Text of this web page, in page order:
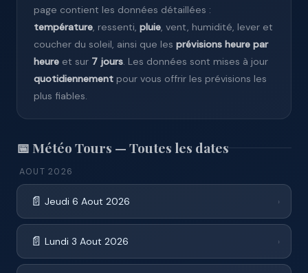
page contient les données détaillées :
température, ressenti, pluie, vent, humidité, lever et
coucher du soleil, ainsi que les prévisions heure par
heure et sur 7 jours. Les données sont mises à jour
quotidiennement pour vous offrir les prévisions les
plus fiables.
📅 Météo Tours — Toutes les dates
AOUT 2026
📄 Jeudi 6 Aout 2026 ›
📄 Lundi 3 Aout 2026 ›